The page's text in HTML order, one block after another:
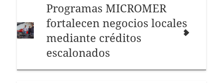
Programas MICROMER
fortalecen negocios locales
mediante créditos
escalonados